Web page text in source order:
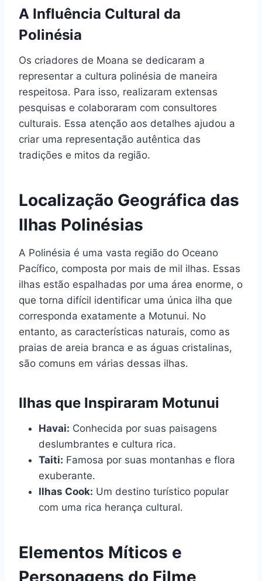
A Influência Cultural da
Polinésia
Os criadores de Moana se dedicaram a
representar a cultura polinésia de maneira
respeitosa. Para isso, realizaram extensas
pesquisas e colaboraram com consultores
culturais. Essa atenção aos detalhes ajudou a
criar uma representação autêntica das
tradições e mitos da região.
Localização Geográfica das
Ilhas Polinésias
A Polinésia é uma vasta região do Oceano
Pacífico, composta por mais de mil ilhas. Essas
ilhas estão espalhadas por uma área enorme, o
que torna difícil identificar uma única ilha que
corresponda exatamente a Motunui. No
entanto, as características naturais, como as
praias de areia branca e as águas cristalinas,
são comuns em várias dessas ilhas.
Ilhas que Inspiraram Motunui
Havai: Conhecida por suas paisagens
deslumbrantes e cultura rica.
Taiti: Famosa por suas montanhas e flora
exuberante.
Ilhas Cook: Um destino turístico popular
com uma rica herança cultural.
Elementos Míticos e
Personagens do Filme